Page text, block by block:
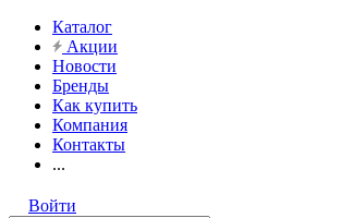
Каталог
Акции
Новости
Бренды
Как купить
Компания
Контакты
...
Войти